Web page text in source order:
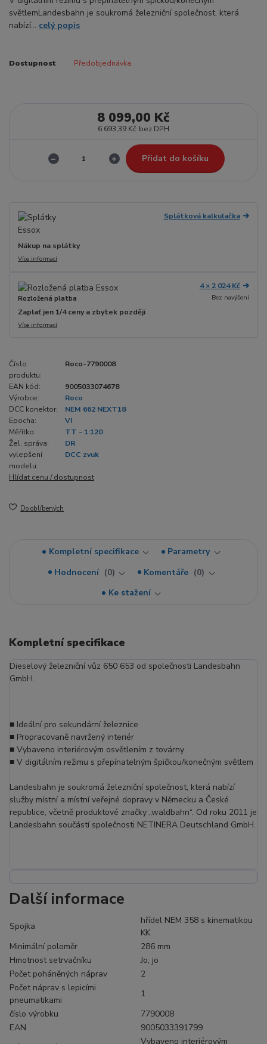
světlemLandesbahn je soukromá železniční společnost, která
nabízí... celý popis
Dostupnost Předobjednávka
8 099,00 Kč
6 693,39 Kč bez DPH
Přidat do košíku
Splátková kalkulačka
Nákup na splátky
Více informací
Rozložená platba
4 × 2 024 Kč
Bez navýšení
Zaplať jen 1/4 ceny a zbytek později
Více informací
Číslo
produktu:
Roco-7790008
EAN kód:
9005033074678
Výrobce:
Roco
DCC konektor:
NEM 662 NEXT18
Epocha:
VI
Měřítko:
TT - 1:120
Žel. správa:
DR
vylepšení
modelu:
DCC zvuk
Hlídat cenu / dostupnost
Do oblíbených
Kompletní specifikace
Parametry
Hodnocení
0 Komentáře
0
Ke stažení
Kompletní specifikace
Dieselový železniční vůz 650 653 od společnosti Landesbahn
GmbH.
■ Ideální pro sekundární železnice
■ Propracovaně navržený interiér
■ Vybaveno interiérovým osvětlením z továrny
■ V digitálním režimu s přepínatelným špičkou/konečným světlem
Landesbahn je soukromá železniční společnost, která nabízí
služby místní a místní veřejné dopravy v Německu a České
republice, včetně produktové značky „waldbahn“. Od roku 2011 je
Landesbahn součástí společnosti NETINERA Deutschland GmbH.
Další informace
Spojka
hřídel NEM 358 s kinematikou
KK
Minimální poloměr
286 mm
Hmotnost setrvačníku
Jo, jo
Počet poháněných náprav
2
Počet náprav s lepicími
pneumatikami
1
číslo výrobku
7790008
EAN
9005033391799
Vybaveno interiérovým